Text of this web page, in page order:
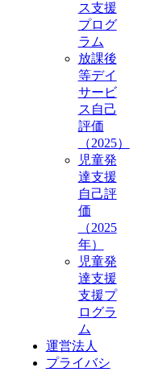
ス支援
プログ
ラム
放課後
等デイ
サービ
ス自己
評価
（2025）
児童発
達支援
自己評
価
（2025
年）
児童発
達支援
支援プ
ログラ
ム
運営法人
プライバシ